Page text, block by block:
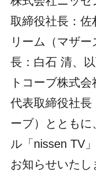
取締役社長：佐
リーム（マザ
長：白石 清、
トコーブ株式
代表取締役社長
ーブ）とともに
ル「nissen TV
お知らせいたし